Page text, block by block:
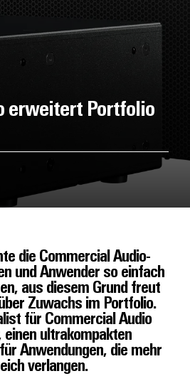
erweitert Portfolio
die Commercial Audio-
und Anwender so einfach
aus diesem Grund freut
Zuwachs im Portfolio.
für Commercial Audio
einen ultrakompakten
Anwendungen, die mehr
verlangen.